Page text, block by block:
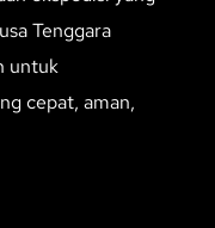
Tenggara
untuk
cepat, aman,